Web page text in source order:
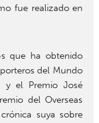
fue realizado en
que ha obtenido
del Mundo
y el Premio José
del Overseas
suya sobre